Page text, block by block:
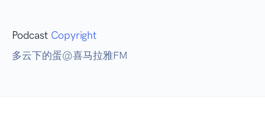
Podcast Copyright
多云下的蛋@喜马拉雅FM